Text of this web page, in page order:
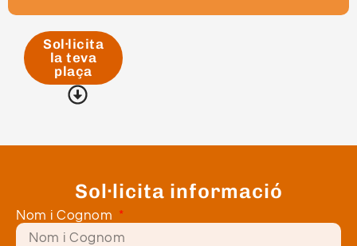
Sol·licita
la teva
plaça
Sol·licita informació
Nom i Cognom